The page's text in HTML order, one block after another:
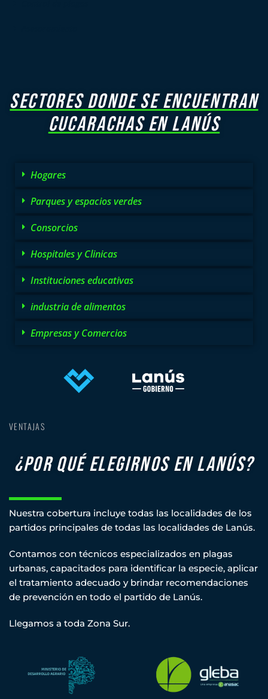
SECTORES DONDE SE ENCUENTRAN
CUCARACHAS EN LANÚS
Hogares
Parques y espacios verdes
Consorcios
Hospitales y Clinicas
Instituciones educativas
industria de alimentos
Empresas y Comercios
VENTAJAS
¿POR QUÉ ELEGIRNOS EN LANÚS?
Nuestra cobertura incluye todas las localidades de los
partidos principales de todas las localidades de Lanús.
Contamos con técnicos especializados en plagas
urbanas, capacitados para identificar la especie, aplicar
el tratamiento adecuado y brindar recomendaciones
de prevención en todo el partido de Lanús.
Llegamos a toda Zona Sur.